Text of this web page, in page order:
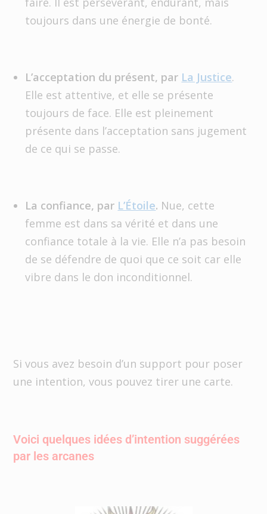
toujours dans une énergie de bonté.
L’acceptation du présent, par La Justice.
Elle est attentive, et elle se présente
toujours de face. Elle est pleinement
présente dans l’acceptation sans jugement
de ce qui se passe.
La confiance, par L’Étoile. Nue, cette
femme est dans sa vérité et dans une
confiance totale à la vie. Elle n’a pas besoin
de se défendre de quoi que ce soit car elle
vibre dans le don inconditionnel.
Si vous avez besoin d’un support pour poser
une intention, vous pouvez tirer une carte.
Voici quelques idées d’intention suggérées
par les arcanes